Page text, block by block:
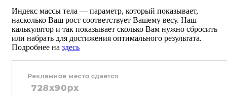
Индекс массы тела — параметр, который показывает,
насколько Ваш рост соответствует Вашему весу. Наш
калькулятор и так показывает сколько Вам нужно сбросить
или набрать для достижения оптимального результата.
Подробнее на здесь